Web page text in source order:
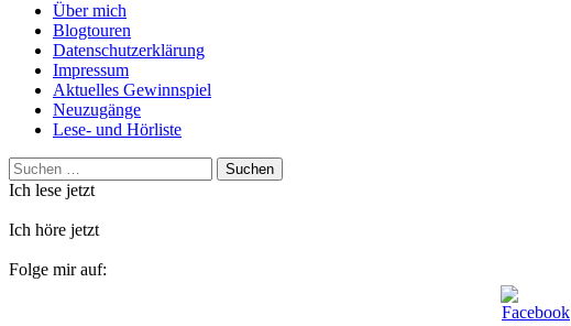
Über mich
Blogtouren
Datenschutzerklärung
Impressum
Aktuelles Gewinnspiel
Neuzugänge
Lese- und Hörliste
Suchen
nach:
Ich lese jetzt
Ich höre jetzt
Folge mir auf: